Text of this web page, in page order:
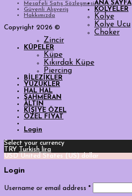
Mesafeli Satış Sözleşmesi
Güvenli Alışveriş
Hakkımızda
Copyright 2026 ©
ANA SAYFA
KOLYELER
Kolye
Kolye Ucu
Choker
Zincir
KÜPELER
Küpe
Kıkırdak Küpe
Piercing
BİLEZİKLER
YÜZÜKLER
HAL HAL
ŞAHMERAN
ALTIN
KİŞİYE ÖZEL
ÖZEL FİYAT
Login
Select your currency
TRY Turkish lira
USD United States (US) dollar
Login
Username or email address *